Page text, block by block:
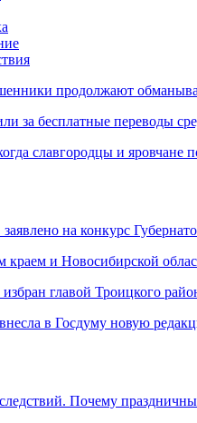
продолжают
за бесплатные переводы
славгородцы и
на конкурс
и Новосибирской
главой Троицкого
в Госдуму новую
Почему